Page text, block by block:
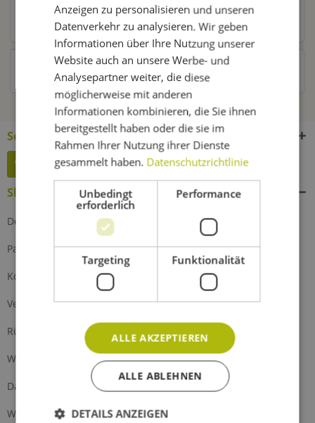
Kunden kauften auch
Kunden haben sich ebenfalls angesehen
Service Hotline
Widerruf erklären
Shop Service
Defektes Produkt
Partnerprogramm
Kontakt
Versand und Zahlung
Rückgabe
Widerrufsrecht
Datenschutz
Widerrufsformular
Anzeigen zu personalisieren und unseren
Datenverkehr zu analysieren. Wir geben
Informationen über Ihre Nutzung unserer
Website auch an unsere Werbe- und
Analysepartner weiter, die diese
möglicherweise mit anderen
Informationen kombinieren, die Sie ihnen
bereitgestellt haben oder die sie im
Rahmen Ihrer Nutzung ihrer Dienste
gesammelt haben. Datenschutzrichtlinie
Unbedingt
erforderlich
Performance
Targeting Funktionalität
ALLE AKZEPTIEREN
ALLE ABLEHNEN
DETAILS ANZEIGEN